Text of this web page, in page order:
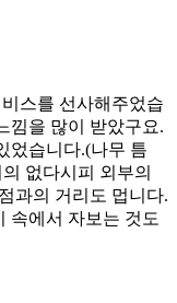
스를 선사해주었습
낌을 많이 받았구요.
었습니다.(나무 틈
없다시피 외부의
과의 거리도 멉니다.
속에서 자보는 것도